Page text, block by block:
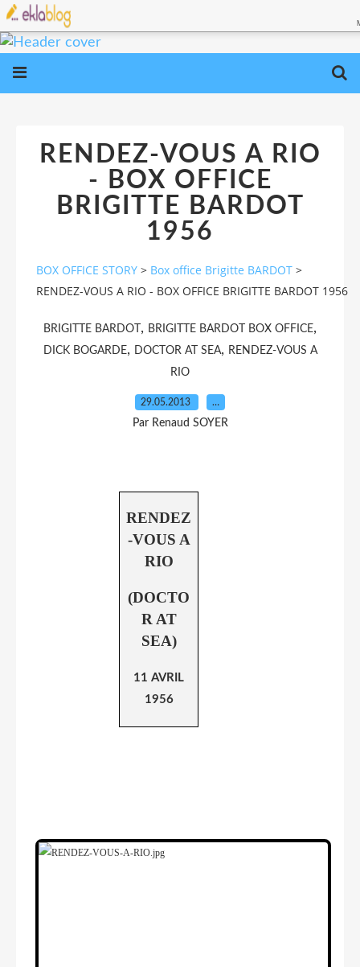
RENDEZ-VOUS A RIO
- BOX OFFICE
BRIGITTE BARDOT
1956
BOX OFFICE STORY > Box office Brigitte BARDOT >
RENDEZ-VOUS A RIO - BOX OFFICE BRIGITTE BARDOT 1956
BRIGITTE BARDOT , BRIGITTE BARDOT BOX OFFICE,
DICK BOGARDE, DOCTOR AT SEA, RENDEZ-VOUS A
RIO
29.05.2013 …
Par Renaud SOYER
RENDEZ
-VOUS A
RIO
(DOCTO
R AT
SEA)
11 AVRIL
1956